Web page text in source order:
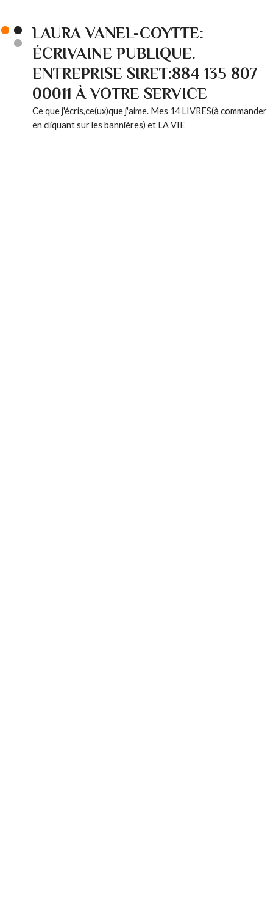
LAURA VANEL-COYTTE:
ÉCRIVAINE PUBLIQUE.
ENTREPRISE SIRET:884 135 807
00011 À VOTRE SERVICE
Ce que j'écris,ce(ux)que j'aime. Mes 14 LIVRES(à commander
en cliquant sur les bannières) et LA VIE